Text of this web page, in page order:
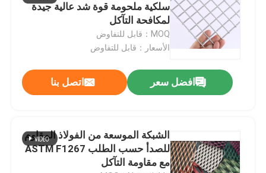
سلكية ملحومة قوة شد عالية جيدة
لمكافحة التآكل
MOQ：قابل للتفاوض
الأسعار：قابل للتفاوض
افضل سعر اتصل بنا
الشبكة الموسعة من الفولاذ المقاوم
للصدأ حسب الطلب ASTM F1267
مع مقاومة التآكل